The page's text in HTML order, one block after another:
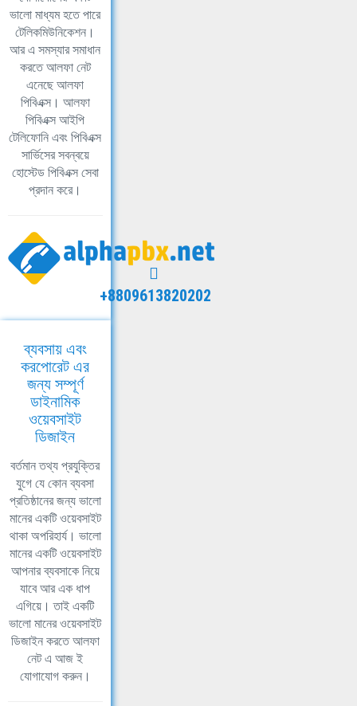
ভালো মাধ্যম হতে পারে
টেলিকমিউনিকেশন।
আর এ সমস্যার সমাধান
করতে আলফা নেট
এনেছে আলফা
পিবিএক্স। আলফা
পিবিএক্স আইপি
টেলিফোনি এবং পিবিএক্স
সার্ভিসের সবন্বয়ে
হোস্টেড পিবিএক্স সেবা
প্রদান করে।
+8809613820202
ব্যবসায় এবং
করপোরেট এর
জন্য সম্পূর্ণ
ডাইনামিক
ওয়েবসাইট
ডিজাইন
বর্তমান তথ্য প্রযুক্তির
যুগে যে কোন ব্যবসা
প্রতিষ্ঠানের জন্য ভালো
মানের একটি ওয়েবসাইট
থাকা অপরিহার্য। ভালো
মানের একটি ওয়েবসাইট
আপনার ব্যবসাকে নিয়ে
যাবে আর এক ধাপ
এগিয়ে। তাই একটি
ভালো মানের ওয়েবসাইট
ডিজাইন করতে আলফা
নেট এ আজ ই
যোগাযোগ করুন।